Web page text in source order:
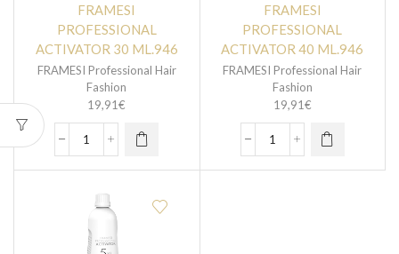
FRAMESI
PROFESSIONAL
ACTIVATOR 30 ML.946
FRAMESI Professional Hair
Fashion
19,91€
FRAMESI
PROFESSIONAL
ACTIVATOR 40 ML.946
FRAMESI Professional Hair
Fashion
19,91€